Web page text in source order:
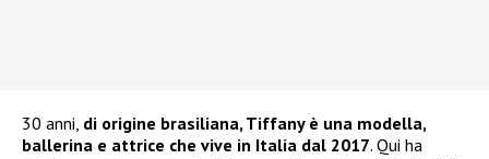
30 anni, di origine brasiliana, Tiffany è una modella,
ballerina e attrice che vive in Italia dal 2017. Qui ha